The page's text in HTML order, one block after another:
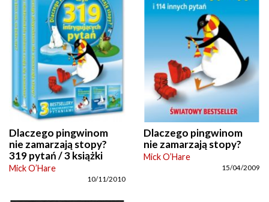
Dlaczego pingwinom
nie zamarzają stopy?
319 pytań / 3 książki
Mick O’Hare
10/11/2010
Dlaczego pingwinom
nie zamarzają stopy?
Mick O’Hare
15/04/2009